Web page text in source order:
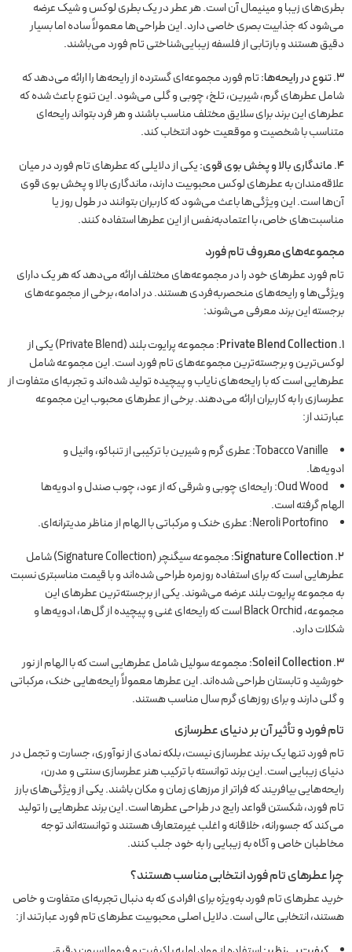
بطری‌های زیبا و مینیمال آن است. هر عطر در یک بطری لوکس و شیک عرضه
می‌شود که جذابیت بصری خاصی دارد. این طراحی‌ها معمولاً ساده اما بسیار
دقیق هستند و بازتابی از فلسفه زیبایی‌شناختی تام فورد می‌باشند.
۳. تنوع در رایحه‌ها:
تام فورد مجموعه‌ای گسترده از رایحه‌ها را ارائه می‌دهد که
شامل عطرهای گرم، شیرین، تلخ، چوبی و گلی می‌شود. این تنوع باعث شده که
عطرهای این برند برای سلایق مختلف مناسب باشند و هر فرد بتواند رایحه‌ای
متناسب با شخصیت و موقعیت خود انتخاب کند.
۴. ماندگاری بالا و پخش بوی قوی:
یکی از دلایلی که عطرهای تام فورد در میان
علاقه‌مندان به عطرهای لوکس محبوبیت دارند، ماندگاری بالا و پخش بوی قوی
آن‌ها است. این ویژگی‌ها باعث می‌شود که کاربران بتوانند در طول روز یا
مناسبت‌های خاص، با اعتمادبه‌نفس از این عطرها استفاده کنند.
مجموعه‌های معروف تام فورد
تام فورد عطرهای خود را در مجموعه‌های مختلف ارائه می‌دهد که هر یک دارای
ویژگی‌ها و رایحه‌های منحصربه‌فردی هستند. در ادامه، برخی از مجموعه‌های
برجسته این برند معرفی می‌شوند:
۱. Private Blend Collection:
مجموعه پرایوت بلند (Private Blend) یکی از
لوکس‌ترین و برجسته‌ترین مجموعه‌های تام فورد است. این مجموعه شامل
عطرهایی است که با رایحه‌های نایاب و پیچیده تولید شده‌اند و تجربه‌ای متفاوت از
عطرسازی را به کاربران ارائه می‌دهند. برخی از عطرهای محبوب این مجموعه
عبارتند از:
Tobacco Vanille: عطری گرم و شیرین با ترکیبی از تنباکو، وانیل و
ادویه‌ها.
Oud Wood: رایحه‌ای چوبی و شرقی که از عود، چوب صندل و ادویه‌ها
الهام گرفته است.
Neroli Portofino: عطری خنک و مرکباتی با الهام از مناظر مدیترانه‌ای.
۲. Signature Collection:
مجموعه سیگنچر (Signature Collection) شامل
عطرهایی است که برای استفاده روزمره طراحی شده‌اند و با قیمت مناسبتری نسبت
به مجموعه پرایوت بلند عرضه می‌شوند. یکی از برجسته‌ترین عطرهای این
مجموعه، Black Orchid است که رایحه‌ای غنی و پیچیده از گل‌ها، ادویه‌ها و
شکلات دارد.
۳. Soleil Collection:
مجموعه سولیل شامل عطرهایی است که با الهام از نور
خورشید و تابستان طراحی شده‌اند. این عطرها معمولاً رایحه‌هایی خنک، مرکباتی
و گلی دارند و برای روزهای گرم سال مناسب هستند.
تام فورد و تأثیر آن بر دنیای عطرسازی
تام فورد تنها یک برند عطرسازی نیست، بلکه نمادی از نوآوری، جسارت و تجمل در
دنیای زیبایی است. این برند توانسته با ترکیب هنر عطرسازی سنتی و مدرن،
رایحه‌هایی بیافریند که فراتر از مرزهای زمان و مکان باشند. یکی از ویژگی‌های بارز
تام فورد، شکستن قواعد رایج در طراحی عطرها است. این برند عطرهایی را تولید
می‌کند که جسورانه، خلاقانه و اغلب غیرمتعارف هستند و توانسته‌اند توجه
مخاطبان خاص و آگاه به زیبایی را به خود جلب کنند.
چرا عطرهای تام فورد انتخابی مناسب هستند؟
خرید عطرهای تام فورد به‌ویژه برای افرادی که به دنبال تجربه‌ای متفاوت و خاص
هستند، انتخابی عالی است. دلایل اصلی محبوبیت عطرهای تام فورد عبارتند از: